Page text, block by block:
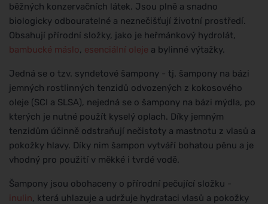
běžných konzervačních látek. Jsou plně a snadno
biologicky odbouratelné a neznečišťují životní prostředí.
Obsahují přírodní složky, jako je heřmánkový hydrolát,
bambucké máslo, esenciální oleje a bylinné výtažky.
Jedná se o tzv. syndetové šampony - tj. šampony na bázi
jemných rostlinných tenzidů odvozených z kokosového
oleje (SCI a SLSA), nejedná se o šampony na bázi mýdla, po
kterých je nutné použít kyselý oplach. Díky jemným
tenzidům účinně odstraňují nečistoty a mastnotu z vlasů a
pokožky hlavy. Díky nim šampon vytváří bohatou pěnu a je
vhodný pro použití v měkké i tvrdé vodě.
Šampony jsou obohaceny o přírodní pečující složku -
inulin, která uhlazuje a udržuje hydrataci vlasů a pokožky